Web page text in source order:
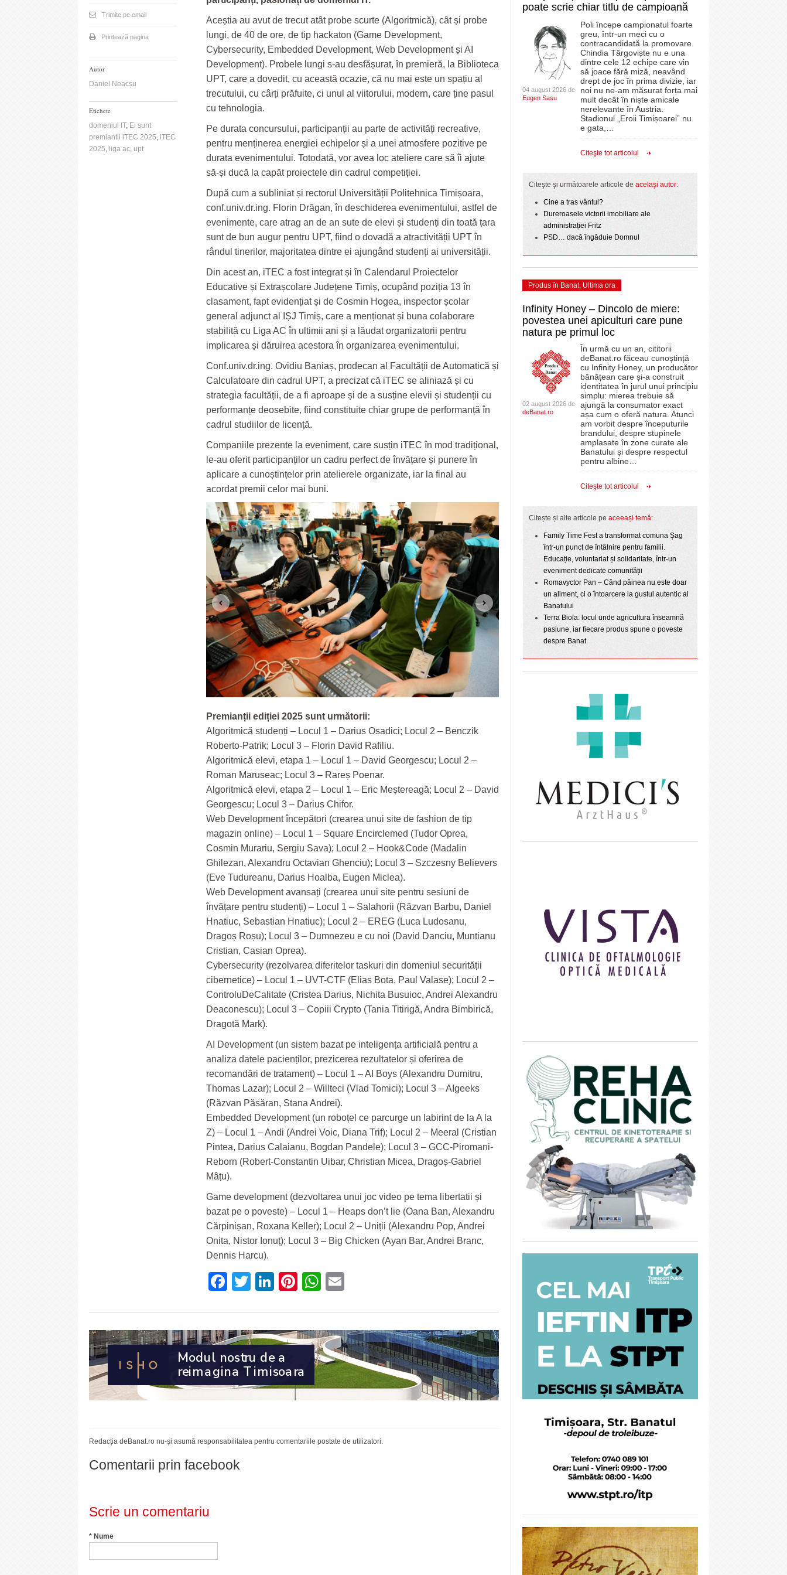
Aceștia au avut de trecut atât probe scurte (Algoritmică), cât și probe
lungi, de 40 de ore, de tip hackaton (Game Development,
Cybersecurity, Embedded Development, Web Development și AI
Development). Probele lungi s-au desfășurat, în premieră, la Biblioteca
UPT, care a dovedit, cu această ocazie, că nu mai este un spațiu al
trecutului, cu cârți prăfuite, ci unul al viitorului, modern, care ține pasul
cu tehnologia.
Pe durata concursului, participanții au parte de activități recreative,
pentru menținerea energiei echipelor și a unei atmosfere pozitive pe
durata evenimentului. Totodată, vor avea loc ateliere care să îi ajute
să-și ducă la capăt proiectele din cadrul competiției.
După cum a subliniat și rectorul Universității Politehnica Timișoara,
conf.univ.dr.ing. Florin Drăgan, în deschiderea evenimentului, astfel de
evenimente, care atrag an de an sute de elevi și studenți din toată țara
sunt de bun augur pentru UPT, fiind o dovadă a atractivității UPT în
rândul tinerilor, majoritatea dintre ei ajungând studenți ai universității.
Din acest an, iTEC a fost integrat și în Calendarul Proiectelor
Educative și Extrașcolare Județene Timiș, ocupând poziția 13 în
clasament, fapt evidențiat și de Cosmin Hogea, inspector școlar
general adjunct al IȘJ Timiș, care a menționat și buna colaborare
stabilită cu Liga AC în ultimii ani și a lăudat organizatorii pentru
implicarea și dăruirea acestora în organizarea evenimentului.
Conf.univ.dr.ing. Ovidiu Baniaș, prodecan al Facultății de Automatică și
Calculatoare din cadrul UPT, a precizat că iTEC se aliniază și cu
strategia facultății, de a fi aproape și de a susține elevii și studenții cu
performanțe deosebite, fiind constituite chiar grupe de performanță în
cadrul studiilor de licență.
Companiile prezente la eveniment, care susțin iTEC în mod tradițional,
le-au oferit participanților un cadru perfect de învățare și punere în
aplicare a cunoștințelor prin atelierele organizate, iar la final au
acordat premii celor mai buni.
Premianții ediției 2025 sunt următorii:
Algoritmică studenți – Locul 1 – Darius Osadici; Locul 2 – Benczik
Roberto-Patrik; Locul 3 – Florin David Rafiliu.
Algoritmică elevi, etapa 1 – Locul 1 – David Georgescu; Locul 2 –
Roman Maruseac; Locul 3 – Rareș Poenar.
Algoritmică elevi, etapa 2 – Locul 1 – Eric Meștereagă; Locul 2 – David
Georgescu; Locul 3 – Darius Chifor.
Web Development începători (crearea unui site de fashion de tip
magazin online) – Locul 1 – Square Encirclemed (Tudor Oprea,
Cosmin Murariu, Sergiu Sava); Locul 2 – Hook&Code (Madalin
Ghilezan, Alexandru Octavian Ghenciu); Locul 3 – Szczesny Believers
(Eve Tudureanu, Darius Hoalba, Eugen Miclea).
Web Development avansați (crearea unui site pentru sesiuni de
învățare pentru studenți) – Locul 1 – Salahorii (Răzvan Barbu, Daniel
Hnatiuc, Sebastian Hnatiuc); Locul 2 – EREG (Luca Ludosanu,
Dragoș Roșu); Locul 3 – Dumnezeu e cu noi (David Danciu, Muntianu
Cristian, Casian Oprea).
Cybersecurity (rezolvarea diferitelor taskuri din domeniul securității
cibernetice) – Locul 1 – UVT-CTF (Elias Bota, Paul Valase); Locul 2 –
ControluDeCalitate (Cristea Darius, Nichita Busuioc, Andrei Alexandru
Deaconescu); Locul 3 – Copiii Crypto (Tania Titirigă, Andra Bimbirică,
Dragotă Mark).
AI Development (un sistem bazat pe inteligența artificială pentru a
analiza datele pacienților, prezicerea rezultatelor și oferirea de
recomandări de tratament) – Locul 1 – AI Boys (Alexandru Dumitru,
Thomas Lazar); Locul 2 – Willteci (Vlad Tomici); Locul 3 – AIgeeks
(Răzvan Păsăran, Stana Andrei).
Embedded Development (un roboțel ce parcurge un labirint de la A la
Z) – Locul 1 – Andi (Andrei Voic, Diana Trif); Locul 2 – Meeral (Cristian
Pintea, Darius Calaianu, Bogdan Pandele); Locul 3 – GCC-Piromani-
Reborn (Robert-Constantin Uibar, Christian Micea, Dragoș-Gabriel
Mâțu).
Game development (dezvoltarea unui joc video pe tema libertatii și
bazat pe o poveste) – Locul 1 – Heaps don’t lie (Oana Ban, Alexandru
Cărpinișan, Roxana Keller); Locul 2 – Uniții (Alexandru Pop, Andrei
Onita, Nistor Ionuț); Locul 3 – Big Chicken (Ayan Bar, Andrei Branc,
Dennis Harcu).
Facebook
Twitter
LinkedIn
Pinterest
WhatsApp
Trimite pe email
Printează pagina
Autor
Daniel Neacșu
Etichete
domeniul IT, Ei sunt
premiantii iTEC 2025, iTEC
2025, liga ac, upt
Redacția deBanat.ro nu-și asumă responsabilitatea pentru comentariile postate de utilizatori.
Comentarii prin facebook
Scrie un comentariu
* Nume
poate scrie chiar titlu de campioană
04 august 2026 de
Eugen Sasu
Poli începe campionatul foarte
greu, într-un meci cu o
contracandidată la promovare.
Chindia Târgoviște nu e una
dintre cele 12 echipe care vin
să joace fără miză, neavând
drept de joc în prima divizie, iar
noi nu ne-am măsurat forța mai
mult decât în niște amicale
nerelevante în Austria.
Stadionul „Eroii Timișoarei” nu
e gata,
Citeşte tot articolul
Citeşte şi următoarele articole de acelaşi autor:
Cine a tras vântul?
Dureroasele victorii imobiliare ale
administrației Fritz
PSD… dacă îngăduie Domnul
Produs în Banat, Ultima ora
Infinity Honey – Dincolo de miere:
povestea unei apiculturi care pune
natura pe primul loc
02 august 2026 de
deBanat.ro
În urmă cu un an, cititorii
deBanat.ro făceau cunoștință
cu Infinity Honey, un producător
bănățean care și-a construit
identitatea în jurul unui principiu
simplu: mierea trebuie să
ajungă la consumator exact
așa cum o oferă natura. Atunci
am vorbit despre începuturile
brandului, despre stupinele
amplasate în zone curate ale
Banatului și despre respectul
pentru albine
Citeşte tot articolul
Citește și alte articole pe aceeași temă:
Family Time Fest a transformat comuna Șag
într-un punct de întâlnire pentru familii.
Educație, voluntariat și solidaritate, într-un
eveniment dedicate comunității
Romavyctor Pan – Când pâinea nu este doar
un aliment, ci o întoarcere la gustul autentic al
Banatului
Terra Biola: locul unde agricultura înseamnă
pasiune, iar fiecare produs spune o poveste
despre Banat